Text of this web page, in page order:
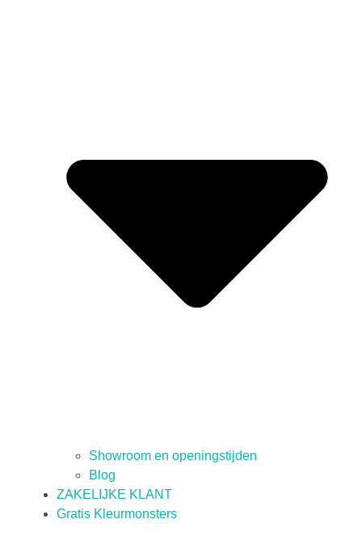
Showroom en openingstijden
Blog
ZAKELIJKE KLANT
Gratis Kleurmonsters